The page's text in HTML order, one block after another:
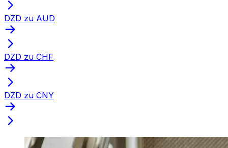
DZD zu AUD
DZD zu CHF
DZD zu CNY